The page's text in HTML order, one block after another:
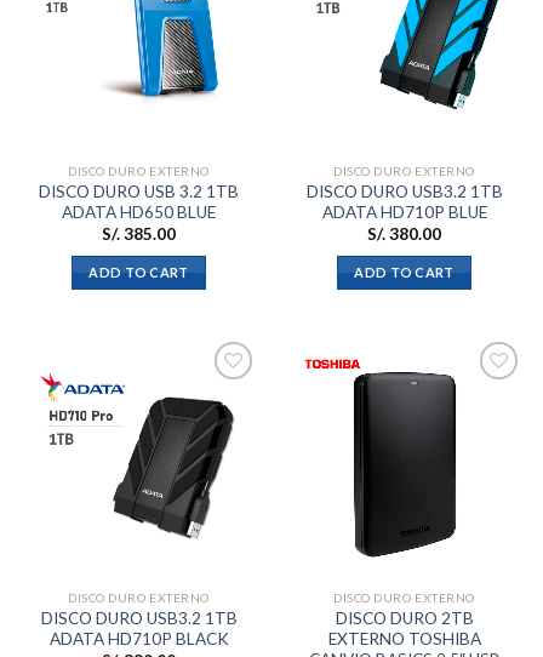
Añadir
lista de
deseos
DISCO DURO EXTERNO
DISCO DURO USB 3.2 1TB
ADATA HD650 BLUE
S/.385.00
ADD TO CART
Añadir
a la
lista de
deseos
DISCO DURO EXTERNO
DISCO DURO USB3.2 1TB
ADATA HD710P BLUE
S/.380.00
ADD TO CART
Añadir
a la
lista de
deseos
DISCO DURO EXTERNO
DISCO DURO USB3.2 1TB
ADATA HD710P BLACK
DISCO DURO EXTERNO
DISCO DURO 2TB
EXTERNO TOSHIBA